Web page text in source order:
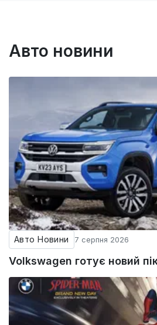
Авто новини
Авто Новини 7 серпня 2026
Volkswagen готує новий